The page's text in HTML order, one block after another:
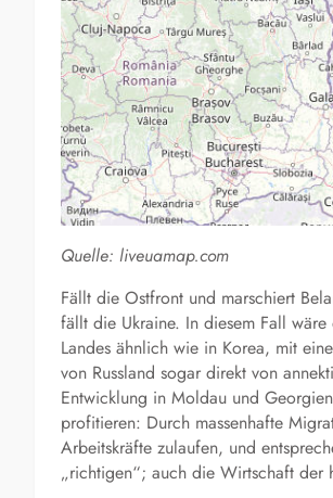
Quelle: liveuamap.com
Fällt die Ostfront und marschiert
fällt die Ukraine. In diesem Fall
Landes ähnlich wie in Korea, mit
von Russland sogar direkt von
Entwicklung in Moldau und
profitieren: Durch massenhafte
Arbeitskräfte zulaufen, und
„richtigen“; auch die Wirtschaft der